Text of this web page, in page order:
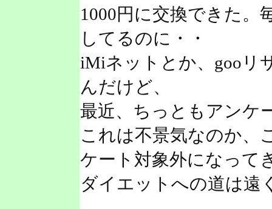
1000円に交換できた。
してるのに・・
iMiネットとか、gooリ
んだけど、
最近、ちっともアンケ
これは不景気なのか、
ケート対象外になって
ダイエットへの道は遠